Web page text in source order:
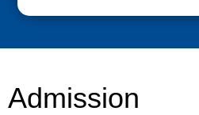
Admission